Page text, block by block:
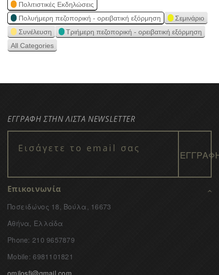
Πολιτιστικές Εκδηλώσεις
Πολυήμερη πεζοπορική - ορειβατική εξόρμηση
Σεμινάριο
Συνέλευση
Τριήμερη πεζοπορική - ορειβατική εξόρμηση
All Categories
ΕΓΓΡΑΦΗ ΣΤΗΝ ΛΙΣΤΑ NEWSLETTER
Επικοινωνία
Ποσειδώνος 18, Βούλα, 16673
Αθήνα, Ελλάδα
Phone: 210 9657879
Mobile: 6981101821